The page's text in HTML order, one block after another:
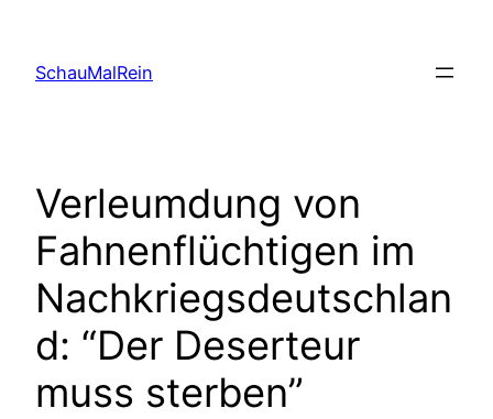
content
SchauMalRein
Verleumdung von
Fahnenflüchtigen im
Nachkriegsdeutschlan
d: “Der Deserteur
muss sterben”